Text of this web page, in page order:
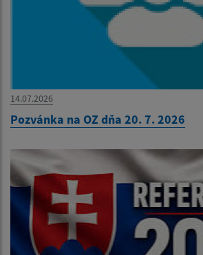
14.07.2026
Pozvánka na OZ dňa 20. 7. 2026